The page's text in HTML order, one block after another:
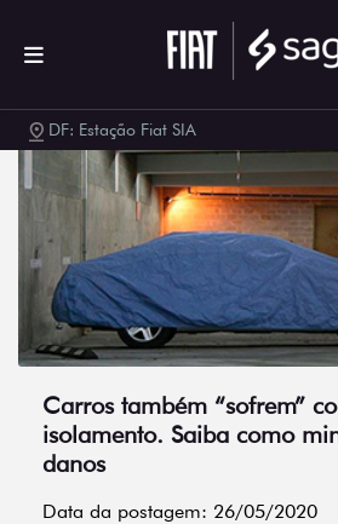
DF: Estação Fiat SIA
Carros também “sofrem”
isolamento. Saiba como
danos
Data da postagem: 26/05/2020